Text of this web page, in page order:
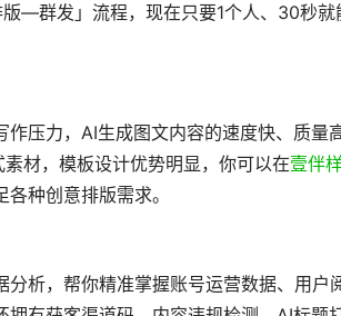
—群发」流程，现在只要1个人、30秒就
压力，AI生成图文内容的速度快、质量高
材，模板设计优势明显，你可以在壹伴
种创意排版需求。
析，帮你精准掌握账号运营数据、用户